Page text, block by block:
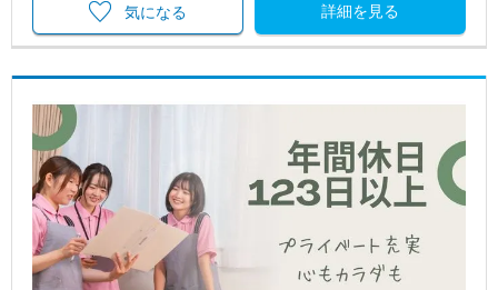
詳細を見る
気になる